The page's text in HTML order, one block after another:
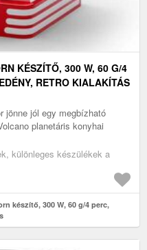
KÉSZÍTŐ, 300 W, 60 G/4
RETRO KIALAKÍTÁS
jönne jól egy megbízható
planetáris konyhai
különleges készülékek a
készítő, 300 W, 60 g/4 perc,